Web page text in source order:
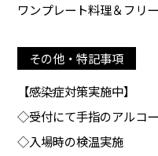
ワンプレート料理＆フリ
その他・特記事項
【感染症対策実施中】
◇受付にて手指のアルコ
◇入場時の検温実施